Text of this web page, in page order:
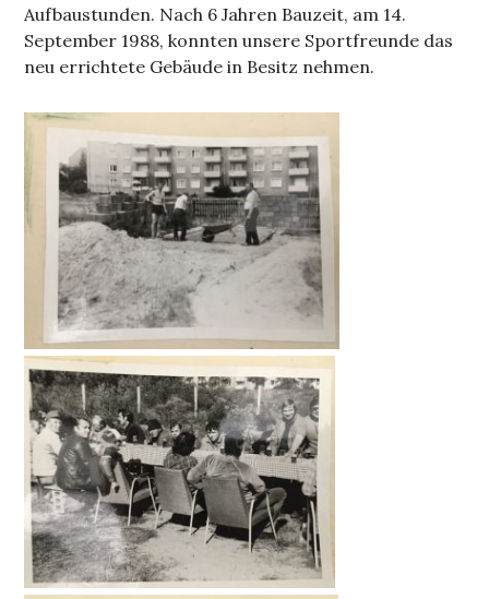
Aufbaustunden. Nach 6 Jahren Bauzeit, am 14.
September 1988, konnten unsere Sportfreunde das
neu errichtete Gebäude in Besitz nehmen.